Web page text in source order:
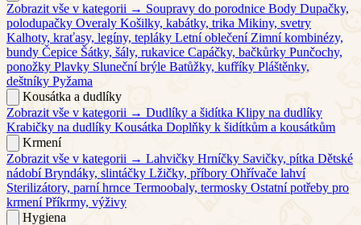
Zobrazit vše v kategorii → Soupravy do porodnice Body Dupačky,
polodupačky Overaly Košilky, kabátky, trika Mikiny, svetry
Kalhoty, kraťasy, legíny, tepláky Letní oblečení Zimní kombinézy,
bundy Čepice Šátky, šály, rukavice Capáčky, bačkůrky Punčochy,
ponožky Plavky Sluneční brýle Batůžky, kufříky Pláštěnky,
deštníky Pyžama
Kousátka a dudlíky
Zobrazit vše v kategorii → Dudlíky a šidítka Klipy na dudlíky
Krabičky na dudlíky Kousátka Doplňky k šidítkům a kousátkům
Krmení
Zobrazit vše v kategorii → Lahvičky Hrníčky Savičky, pítka Dětské
nádobí Bryndáky, slintáčky Lžičky, příbory Ohřívače lahví
Sterilizátory, parní hrnce Termoobaly, termosky Ostatní potřeby pro
krmení Příkrmy, výživy
Hygiena